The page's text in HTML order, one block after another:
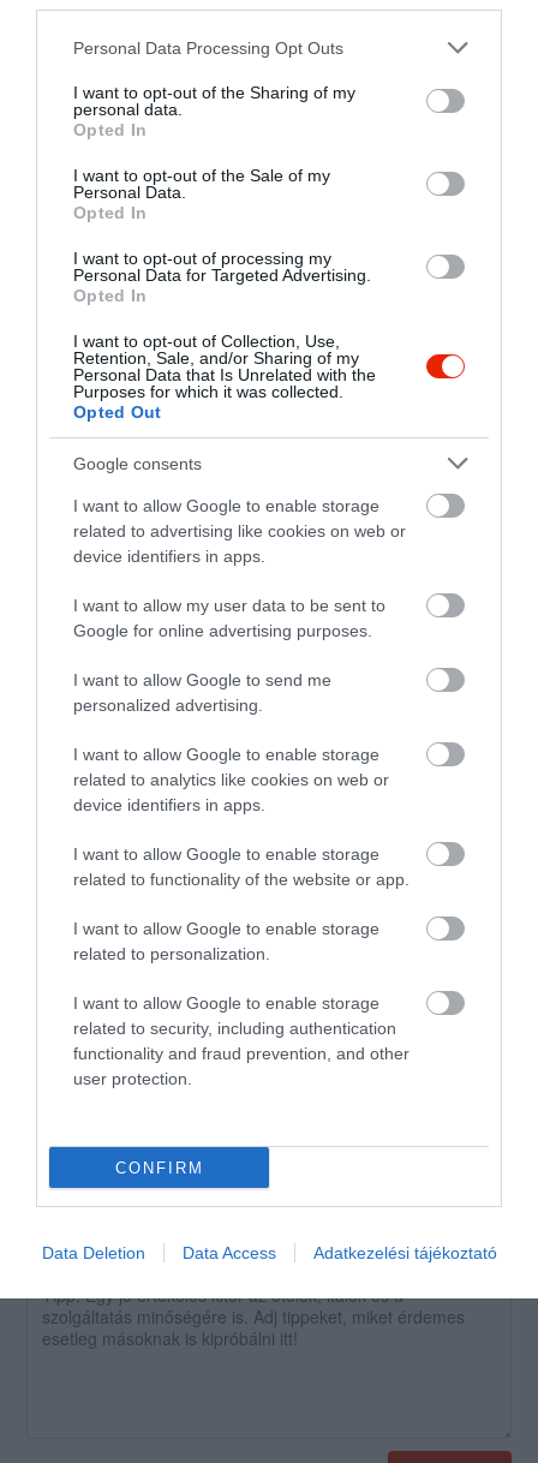
Please note that this website/app uses one or more Google
not limited to your visit or usage behaviour. You may click to
grant or deny consent to Google and its third-party tags to
use your data for below specified purposes in below Google
consent section.
Personal Data Processing Opt Outs
I want to opt-out of the Sharing of my
personal data.
Opted In
I want to opt-out of the Sale of my
Personal Data.
Opted In
I want to opt-out of processing my
Personal Data for Targeted Advertising.
Opted In
I want to opt-out of Collection, Use,
Retention, Sale, and/or Sharing of my
Personal Data that Is Unrelated with the
Purposes for which it was collected.
Opted Out
Google consents
I want to allow Google to enable storage
related to advertising like cookies on web or
device identifiers in apps.
I want to allow my user data to be sent to
Google for online advertising purposes.
I want to allow Google to send me
personalized advertising.
I want to allow Google to enable storage
related to analytics like cookies on web or
device identifiers in apps.
I want to allow Google to enable storage
related to functionality of the website or app.
I want to allow Google to enable storage
related to personalization.
I want to allow Google to enable storage
related to security, including authentication
functionality and fraud prevention, and other
user protection.
CONFIRM
Data Deletion Data Access Adatkezelési tájékoztató
Értékelések
4.0
Összesen 2
5 0
4
2 0
1 0
v...@vassg.hu
2008. December 18.
Bár az ételek finomak voltak,
éhes maradtam a három
6000 HUF, csak az étel). A
borok kivállóak, a felszolgálók
kedvesek és profik. Az árak
szerintem kicsit elszálltak.
x y
2008. Február 24.
bort 4cl-ben mérik, de ez
lehetővé teszi, hogy minden
fogáshoz a megfelelőt
válasszuk. Szakértő pincér áll
étlapon ugyan nincs túl sok
étel, de ami van az
kifogástalanul van elkészítve.